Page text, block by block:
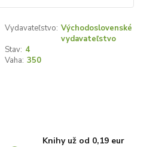
Vydavateľstvo: Východoslovenské
vydavateľstvo
Stav: 4
Vaha: 350
Knihy už od 0,19 eur